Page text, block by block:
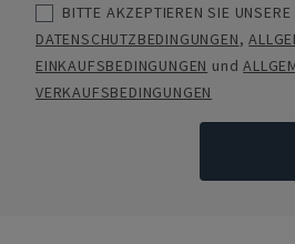
BITTE AKZEPTIEREN SIE UNSERE
DATENSCHUTZBEDINGUNGEN,
EINKAUFSBEDINGUNGEN und
VERKAUFSBEDINGUNGEN